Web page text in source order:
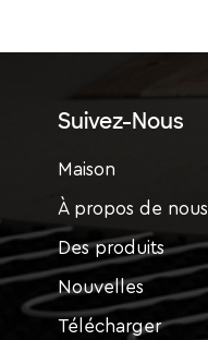
Suivez-Nous
Maison
À propos de nous
Des produits
Nouvelles
Télécharger